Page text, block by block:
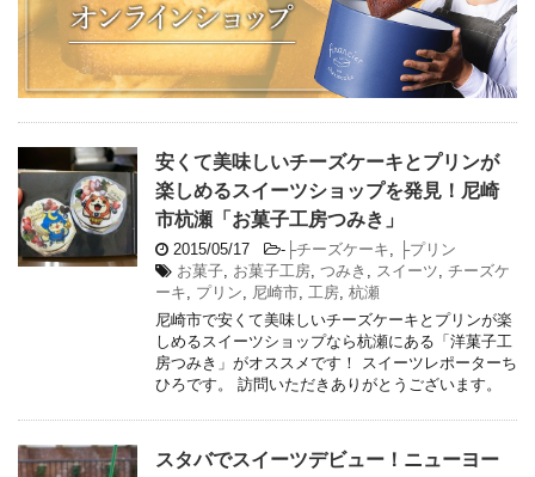
安くて美味しいチーズケーキとプリンが
楽しめるスイーツショップを発見！尼崎
市杭瀬「お菓子工房つみき」
2015/05/17 - ├チーズケーキ,
├プリン
お菓子, お菓子工房, つみき , スイーツ, チーズケ
ーキ, プリン, 尼崎市, 工房, 杭瀬
尼崎市で安くて美味しいチーズケーキとプリンが楽
しめるスイーツショップなら杭瀬にある「洋菓子工
房つみき」がオススメです！ スイーツレポーターち
ひろです。 訪問いただきありがとうございます。
スタバでスイーツデビュー！ニューヨー